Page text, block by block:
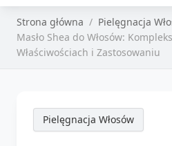
Strona główna
Pielęgnacja
Masło Shea do Włosów:
Właściwościach i Zastosowaniu
Pielęgnacja Włosów